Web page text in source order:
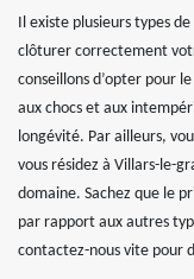
Il existe plusieurs types
clôturer correctement
conseillons d’opter pour
aux chocs et aux
longévité. Par ailleurs,
vous résidez à Villars-le-
domaine. Sachez que le
par rapport aux autres
contactez-nous vite pour